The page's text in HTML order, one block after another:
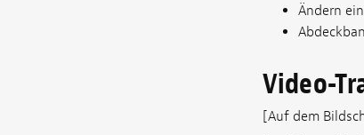
Ändern
Video-
[Auf dem